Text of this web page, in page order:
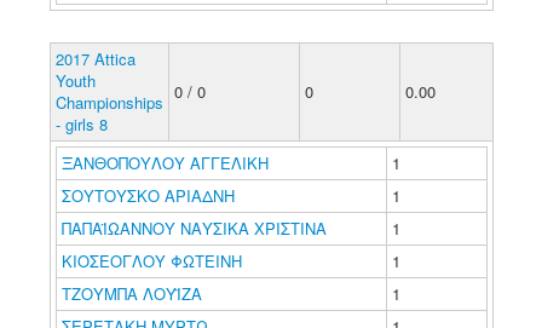
2017 Attica
Youth
Championships
- girls 8
0 / 0 0 0.00
ΞΑΝΘΟΠΟΥΛΟΥ ΑΓΓΕΛΙΚΗ
1
ΣΟΥΤΟΥΣΚΟ ΑΡΙΑΔΝΗ
1
ΠΑΠΑΪΩΑΝΝΟΥ ΝΑΥΣΙΚΑ ΧΡΙΣΤΙΝΑ
1
ΚΙΟΣΕΟΓΛΟΥ ΦΩΤΕΙΝΗ
1
ΤΖΟΥΜΠΑ ΛΟΥΪΖΑ
1